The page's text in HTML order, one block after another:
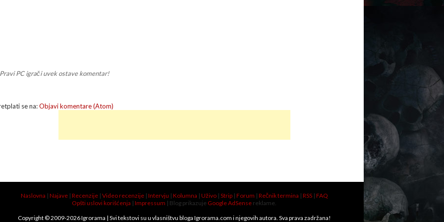
Pravi PC igrači uvek ostave komentar!
se na:Objavi komentare (Atom)
Naslovna | Najave| Recenzije| Video recenzije| Intervju | Kolumna | Uživo| Strip| Forum | Rečnik termina | RSS| FAQ
Opšti uslovi korišćenja | Impressum | Blog prikazuje Google AdSense reklame.
Copyright © 2009-2026Igrorama | Svi tekstovi su u vlasništvu bloga Igrorama.com i njegovih autora. Sva prava zadržana!